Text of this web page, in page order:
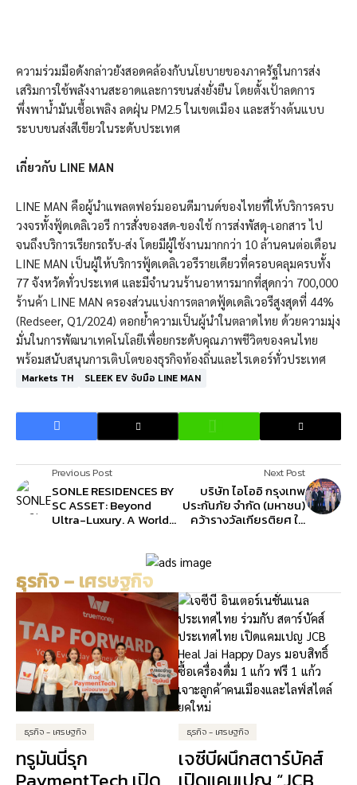
ความร่วมมือดังกล่าวยังสอดคล้องกับนโยบายของภาครัฐในการส่ง
เสริมการใช้พลังงานสะอาดและการขนส่งยั่งยืน โดยตั้งเป้าลดการ
พึ่งพาน้ำมันเชื้อเพลิง ลดฝุ่น PM2.5 ในเขตเมือง และสร้างต้นแบบ
ระบบขนส่งสีเขียวในระดับประเทศ
เกี่ยวกับ LINE MAN
LINE MAN คือผู้นำแพลตฟอร์มออนดีมานด์ของไทยที่ให้บริการครบ
วงจรทั้งฟู้ดเดลิเวอรี การสั่งของสด-ของใช้ การส่งพัสดุ-เอกสาร ไป
จนถึงบริการเรียกรถรับ-ส่ง โดยมีผู้ใช้งานมากกว่า 10 ล้านคนต่อเดือน
LINE MAN เป็นผู้ให้บริการฟู้ดเดลิเวอรีรายเดียวที่ครอบคลุมครบทั้ง
77 จังหวัดทั่วประเทศ และมีจำนวนร้านอาหารมากที่สุดกว่า 700,000
ร้านค้า LINE MAN ครองส่วนแบ่งการตลาดฟู้ดเดลิเวอรีสูงสุดที่ 44%
(Redseer, Q1/2024) ตอกย้ำความเป็นผู้นำในตลาดไทย ด้วยความมุ่ง
มั่นในการพัฒนาเทคโนโลยีเพื่อยกระดับคุณภาพชีวิตของคนไทย
พร้อมสนับสนุนการเติบโตของธุรกิจท้องถิ่นและไรเดอร์ทั่วประเทศ
Markets TH SLEEK EV จับมือ LINE MAN
Previous Post
SONLE RESIDENCES BY
SC ASSET: Beyond
Ultra-Luxury. A World-
ResidentialOffering –
Limited to Just Five
Families.
Next Post
บริษัท ไอโออิ กรุงเทพ
ประกันภัย จำกัด (มหาชน)
คว้ารางวัลเกียรติยศ ใน
ธุรกิจ – เศรษฐกิจ
ธุรกิจ - เศรษฐกิจ
ทรูมันนี่รุก
ธุรกิจ - เศรษฐกิจ
เจซีบีผนึกสตาร์บัคส์